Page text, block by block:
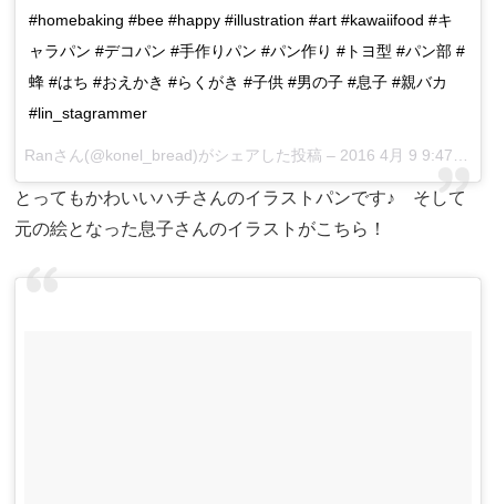
#homebaking #bee #happy #illustration #art #kawaiifood #キ
ャラパン #デコパン #手作りパン #パン作り #トヨ型 #パン部 #
蜂 #はち #おえかき #らくがき #子供 #男の子 #息子 #親バカ
#lin_stagrammer
Ranさん(@konel_bread)がシェアした投稿 – 2016 4月 9 9:47午後 PDT
とってもかわいいハチさんのイラストパンです♪ そして
元の絵となった息子さんのイラストがこちら！